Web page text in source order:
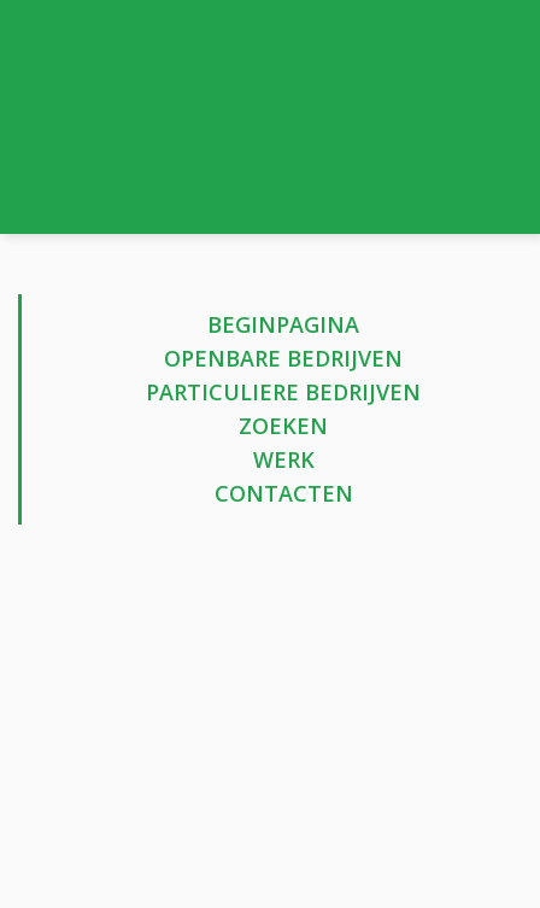
BEGINPAGINA
OPENBARE BEDRIJVEN
PARTICULIERE BEDRIJVEN
ZOEKEN
WERK
CONTACTEN